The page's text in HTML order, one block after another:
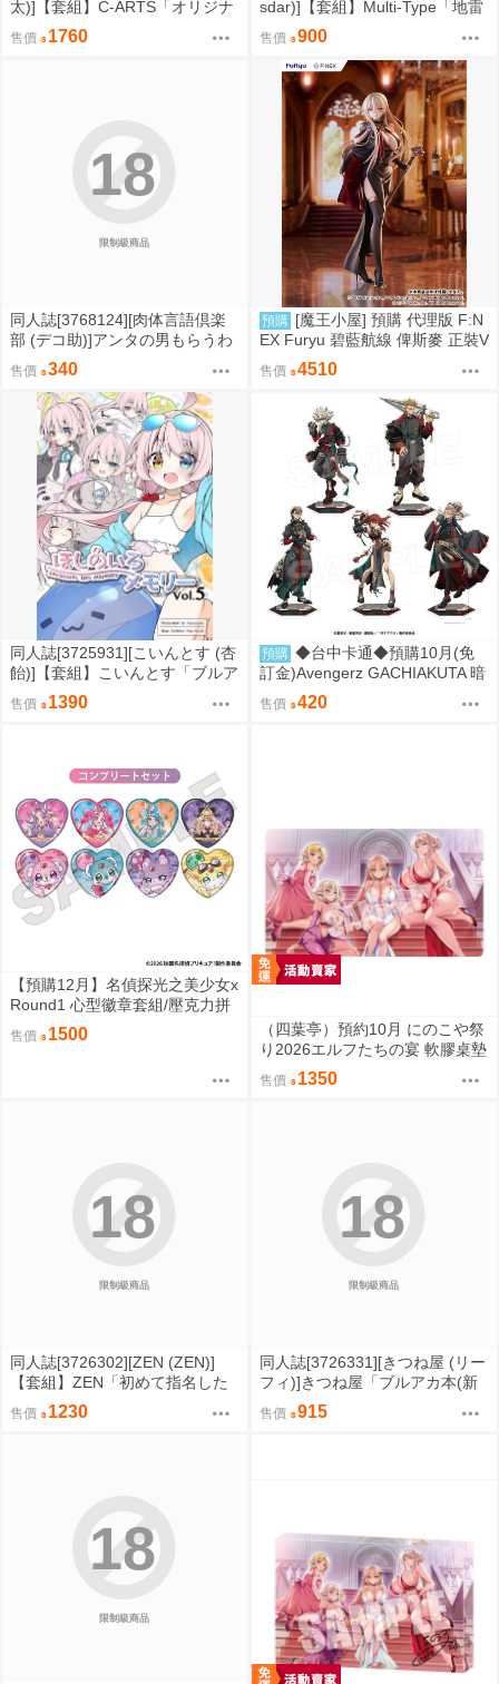
太)]【套組】C-ARTS「オリジナ
ル本」セット (原創)
售價 1760
sdar)]【套組】Multi-Type「地雷
系彼女はいかがですか」セット
(原創)
售價 900
限制級商品
18
同人誌[3768124][肉体言語倶楽
部 (デコ助)]アンタの男もらうわ
よ (吊帶襪天使)
售價 340
預購 [魔王小屋] 預購 代理版 F:N
EX Furyu 碧藍航線 俾斯麥 正裝V
售價 4510
同人誌[3725931][こいんとす (杏
飴)]【套組】こいんとす「ブルア
カ本」セット (蔚藍檔案)
售價 1390
預購 ◆台中卡通◆預購10月(免
訂金)Avengerz GACHIAKUTA 暗
黑東方色彩 壓克力立牌 5種分售
0814
售價 420
【預購12月】名偵探光之美少女x
Round1 心型徽章套組/壓克力拼
圖鑰匙圈套組
售價 1500
（四葉亭）預約10月 にのこや祭
り2026エルフたちの宴 軟膠桌墊
售價 1350
限制級商品
18
同人誌[3726302][ZEN (ZEN)]
【套組】ZEN「初めて指名した
相手はクラスメイトの問題転校
生だった件」セット (原創)
售價 1230
限制級商品
18
同人誌[3726331][きつね屋 (リー
フィ)]きつね屋「ブルアカ本(新
刊特典付)」セット【特典】 (蔚
藍檔案)
售價 915
限制級商品
18